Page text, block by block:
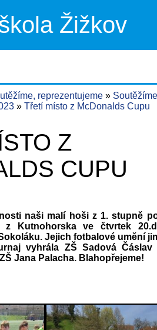
Žižkov
reprezentujeme
Třetí místo z McDonalds Cupu
Z
CUPU
naši malí hoši z 1. stupně
z Kutnohorska ve čtvrtek
Jejich fotbalové umění
vyhrála ZŠ Sadová
Jana Palacha. Blahopřejeme!